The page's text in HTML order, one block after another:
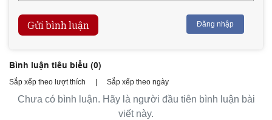
Gửi bình luận Đăng nhập
Bình luận tiêu biểu (0)
Sắp xếp theo lượt thích Sắp xếp theo ngày
Chưa có bình luận. Hãy là người đầu tiên bình luận bài
viết này.